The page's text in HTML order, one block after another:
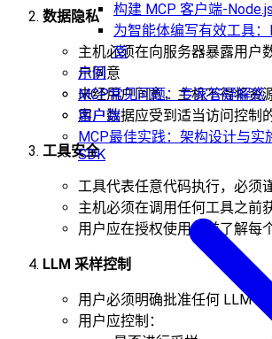
构建 MCP 客户端-Node.js
为智能体编写有效工具
南
示例
MCP常见问题：专家答疑解惑
客户端
MCP最佳实践：架构设计与实
SDK
数据隐私
主机必须在向服务器暴露用户
户同意
未经用户同意，主机不得将资
用户数据应受到适当访问控制
工具安全
工具代表任意代码执行，必须
主机必须在调用任何工具之前
用户应在授权使用之前了解每
LLM 采样控制
用户必须明确批准任何 LLM
用户应控制：